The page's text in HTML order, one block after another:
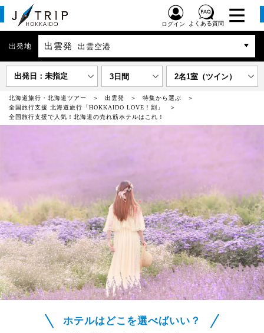
ログイン よくある質問
出発地 出雲発 出雲空港
出発日：未指定 3日間 2名1室（ツイン）
北海道旅行・北海道ツアー 出雲発
特集から選ぶ
全国旅行支援 北海道旅行「HOKKAIDO LOVE！割」
全国旅行支援で人気！北海道の売れ筋ホテルはこれ！
ホテルはどこを選べばいい？